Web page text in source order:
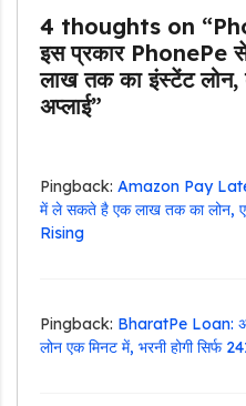
4 thoughts on
इस प्रकार PhonePe
लाख तक का इंस्टेंट
अप्लाई”
Pingback: Amazon Pay
में ले सकते है एक लाख तक का लोन,
Rising
Pingback: BharatPe Loan:
लोन एक मिनट में, भरनी होगी